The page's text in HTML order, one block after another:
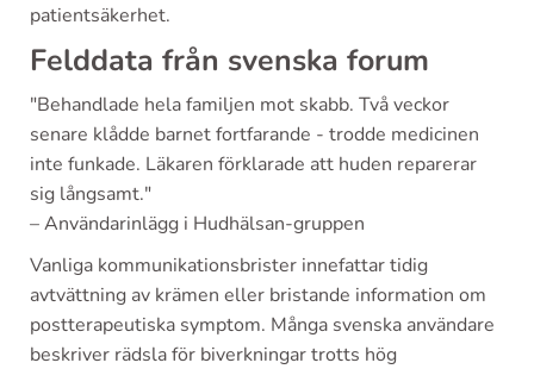
patientsäkerhet.
Felddata från svenska forum
"Behandlade hela familjen mot skabb. Två veckor
senare klådde barnet fortfarande - trodde medicinen
inte funkade. Läkaren förklarade att huden reparerar
sig långsamt."
– Användarinlägg i Hudhälsan-gruppen
Vanliga kommunikationsbrister innefattar tidig
avtvättning av krämen eller bristande information om
postterapeutiska symptom. Många svenska användare
beskriver rädsla för biverkningar trotts hög